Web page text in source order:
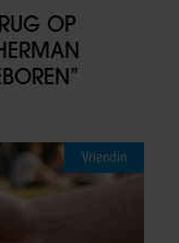
OP
Vriendin